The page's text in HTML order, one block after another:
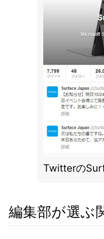
Twitterの
編集部が選ぶ